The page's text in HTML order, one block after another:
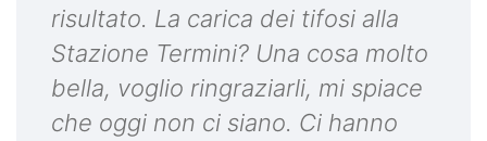
risultato. La carica dei tifosi alla
Stazione Termini? Una cosa molto
bella, voglio ringraziarli, mi spiace
che oggi non ci siano. Ci hanno